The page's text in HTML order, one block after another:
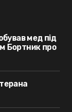
мед під
Бортник про